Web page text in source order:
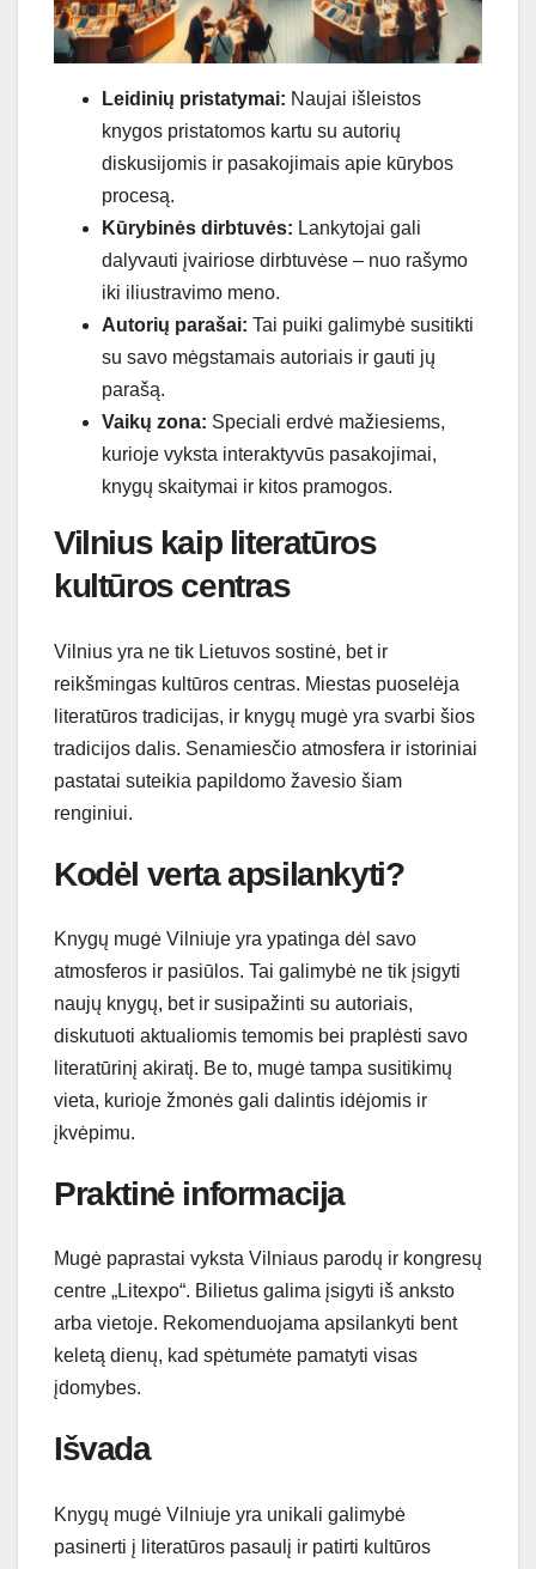
Leidinių pristatymai: Naujai išleistos
knygos pristatomos kartu su autorių
diskusijomis ir pasakojimais apie kūrybos
procesą.
Kūrybinės dirbtuvės: Lankytojai gali
dalyvauti įvairiose dirbtuvėse – nuo rašymo
iki iliustravimo meno.
Autorių parašai: Tai puiki galimybė susitikti
su savo mėgstamais autoriais ir gauti jų
parašą.
Vaikų zona: Speciali erdvė mažiesiems,
kurioje vyksta interaktyvūs pasakojimai,
knygų skaitymai ir kitos pramogos.
Vilnius kaip literatūros
kultūros centras
Vilnius yra ne tik Lietuvos sostinė, bet ir
reikšmingas kultūros centras. Miestas puoselėja
literatūros tradicijas, ir knygų mugė yra svarbi šios
tradicijos dalis. Senamiesčio atmosfera ir istoriniai
pastatai suteikia papildomo žavesio šiam
renginiui.
Kodėl verta apsilankyti?
Knygų mugė Vilniuje yra ypatinga dėl savo
atmosferos ir pasiūlos. Tai galimybė ne tik įsigyti
naujų knygų, bet ir susipažinti su autoriais,
diskutuoti aktualiomis temomis bei praplėsti savo
literatūrinį akiratį. Be to, mugė tampa susitikimų
vieta, kurioje žmonės gali dalintis idėjomis ir
įkvėpimu.
Praktinė informacija
Mugė paprastai vyksta Vilniaus parodų ir kongresų
centre „Litexpo“. Bilietus galima įsigyti iš anksto
arba vietoje. Rekomenduojama apsilankyti bent
keletą dienų, kad spėtumėte pamatyti visas
įdomybes.
Išvada
Knygų mugė Vilniuje yra unikali galimybė
pasinerti į literatūros pasaulį ir patirti kultūros